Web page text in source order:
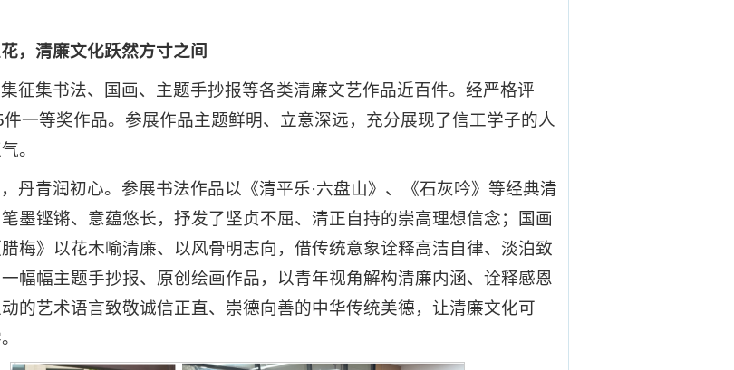
，清廉文化跃然方寸之间
征集书法、国画、主题手抄报等各类清廉文艺作品近百件。经严格评
一等奖作品。参展作品主题鲜明、立意深远，充分展现了信工学子的人
。
丹青润初心。参展书法作品以《清平乐·六盘山》、《石灰吟》等经典清
墨铿锵、意蕴悠长，抒发了坚贞不屈、清正自持的崇高理想信念；国画
梅》以花木喻清廉、以风骨明志向，借传统意象诠释高洁自律、淡泊致
幅幅主题手抄报、原创绘画作品，以青年视角解构清廉内涵、诠释感恩
的艺术语言致敬诚信正直、崇德向善的中华传统美德，让清廉文化可